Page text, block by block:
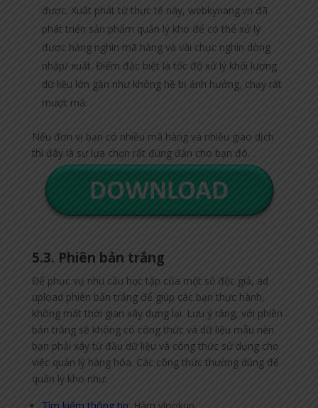
được. Xuất phát từ thực tế này, webkynang.vn đã
phát triển sản phẩm quản lý kho để có thể xử lý
được hàng nghìn mã hàng và vài chục nghìn dòng
nhập/ xuất. Điểm đặc biệt là tốc độ xử lý khối lượng
dữ liệu lớn gần như không hề bị ảnh hưởng, chạy rất
mượt mà.
Nếu đơn vị bạn có nhiều mã hàng và nhiều giao dịch
thì đây là sự lựa chọn rất đúng đắn cho bạn đó.
5.3. Phiên bản trắng
Để phục vụ nhu cầu học tập của một số độc giả, ad
upload phiên bản trắng để giúp các bạn thực hành,
không mất thời gian xây dựng lại. Lưu ý rằng, với phiên
bản trắng sẽ không có công thức và dữ liệu mẫu nên
bạn phải xây từ đầu dữ liệu và công thức sử dụng cho
việc quản lý hàng hóa. Các công thức thường dùng để
quản lý kho như: